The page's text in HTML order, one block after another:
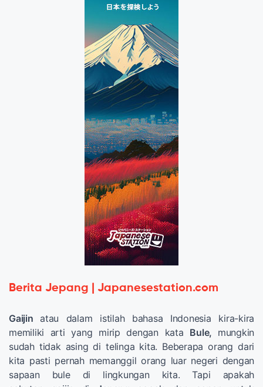
Berita Jepang | Japanesestation.com
Gaijinatau dalam istilah bahasa Indonesia kira-kira
memiliki arti yang mirip dengan kata Bule, mungkin
sudah tidak asing di telinga kita. Beberapa orang dari
kita pasti pernah memanggil orang luar negeri dengan
sapaan bule di lingkungan kita. Tapi apakah